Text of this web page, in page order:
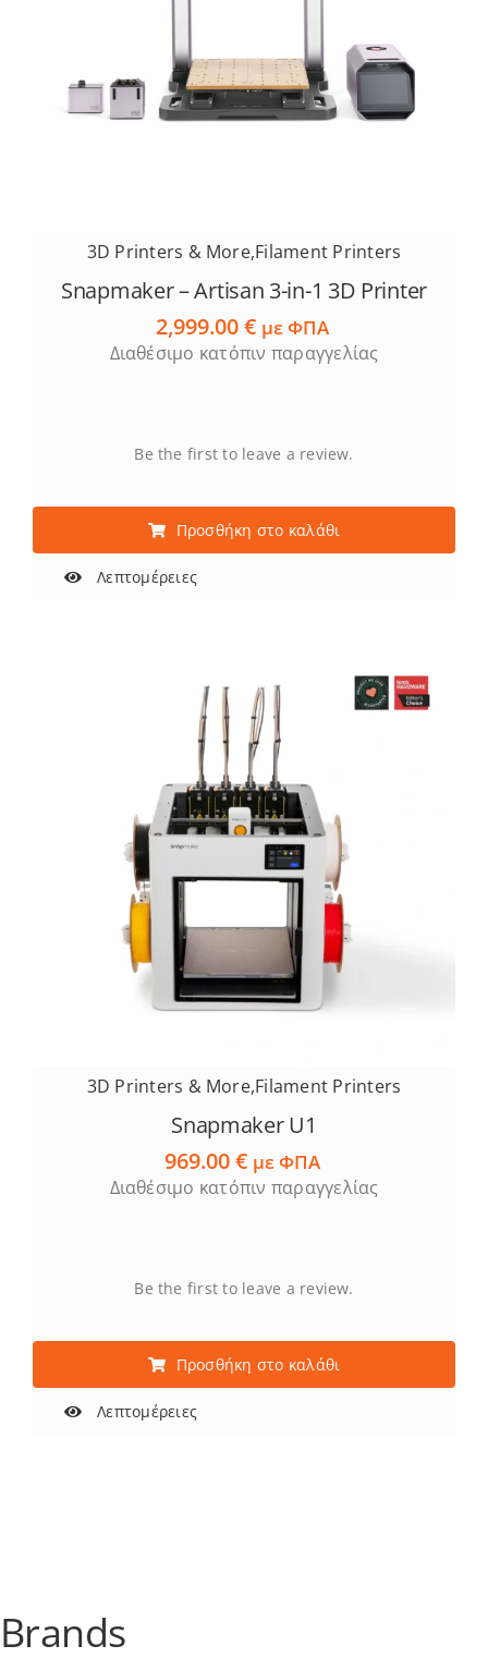
Academy
Blog
Επικοινωνία
3D Printers & More,Filament Printers
Snapmaker – Artisan 3-in-1 3D Printer
2,999.00€ με ΦΠΑ
Διαθέσιμο κατόπιν παραγγελίας
Be the first to leave a review.
Προσθήκη στο καλάθι
Λεπτομέρειες
3D Printers & More,Filament Printers
Snapmaker U1
969.00€ με ΦΠΑ
Διαθέσιμο κατόπιν παραγγελίας
Be the first to leave a review.
Προσθήκη στο καλάθι
Λεπτομέρειες
Brands